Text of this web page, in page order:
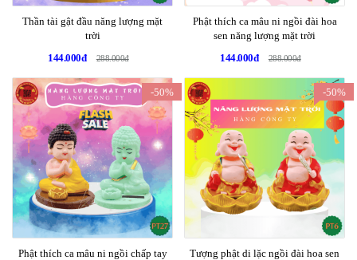
Thần tài gật đầu năng lượng mặt
trời
144.000đ
288.000đ
Phật thích ca mâu ni ngồi đài hoa
sen năng lượng mặt trời
144.000đ
288.000đ
-50%
Phật thích ca mâu ni ngồi chấp tay
-50%
Tượng phật di lặc ngồi đài hoa sen